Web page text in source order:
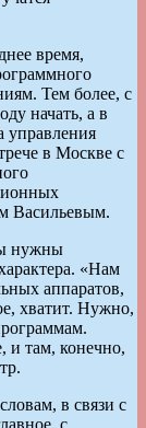
время,
Тем более, с
начать, а в
управления
в Москве с
Васильевым.
нужны
«Нам
аппаратов,
хватит. Нужно,
и там, конечно,
в связи с
с